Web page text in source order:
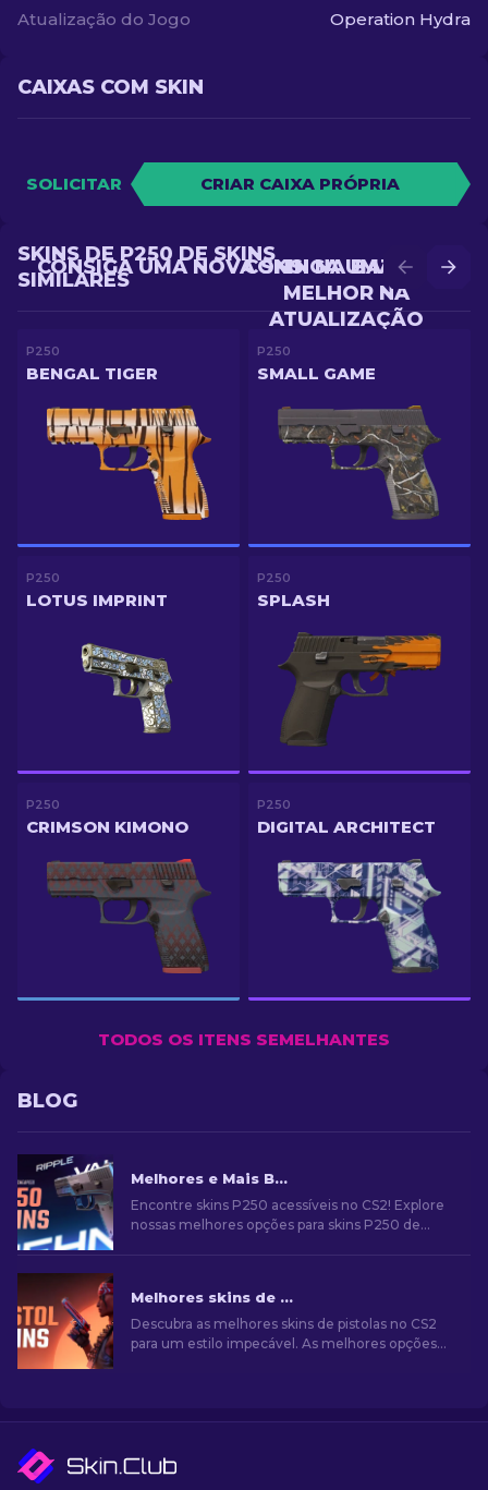
Atualização do Jogo Operation Hydra
CAIXAS COM SKIN
SOLICITAR CRIAR CAIXA PRÓPRIA
CONSIGA UMA SKIN
MELHOR NA
ATUALIZAÇÃO
CONSIGA UMA NOVA SKIN NA BATALHA
SKINS DE P250 DE SKINS
SIMILARES
P250
BENGAL TIGER
P250
SMALL GAME
P250
LOTUS IMPRINT
P250
SPLASH
P250
CRIMSON KIMONO
P250
DIGITAL ARCHITECT
TODOS OS ITENS SEMELHANTES
BLOG
Melhores e Mais Baratas Skins P250 no CS2 [2026]
Encontre skins P250 acessíveis no CS2! Explore
nossas melhores opções para skins P250 de
Melhores skins de pistola no CS2 [2026]
Descubra as melhores skins de pistolas no CS2
para um estilo impecável. As melhores opções